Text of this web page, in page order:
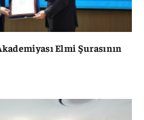
Elmi Şurasının